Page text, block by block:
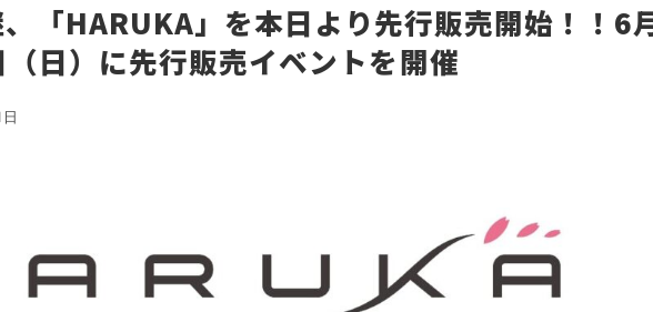
「HARUKA」を本日より先行販売開始！！6
日）に先行販売イベントを開催